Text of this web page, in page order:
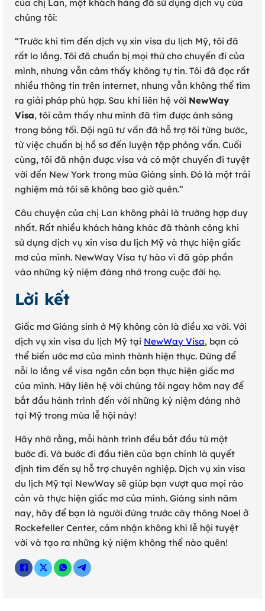
của chị Lan, một khách hàng đã sử dụng dịch vụ của
chúng tôi:
“Trước khi tìm đến dịch vụ xin visa du lịch Mỹ, tôi đã
rất lo lắng. Tôi đã chuẩn bị mọi thứ cho chuyến đi của
mình, nhưng vẫn cảm thấy không tự tin. Tôi đã đọc rất
nhiều thông tin trên internet, nhưng vẫn không thể tìm
ra giải pháp phù hợp. Sau khi liên hệ với NewWay
Visa, tôi cảm thấy như mình đã tìm được ánh sáng
trong bóng tối. Đội ngũ tư vấn đã hỗ trợ tôi từng bước,
từ việc chuẩn bị hồ sơ đến luyện tập phỏng vấn. Cuối
cùng, tôi đã nhận được visa và có một chuyến đi tuyệt
vời đến New York trong mùa Giáng sinh. Đó là một trải
nghiệm mà tôi sẽ không bao giờ quên.”
Câu chuyện của chị Lan không phải là trường hợp duy
nhất. Rất nhiều khách hàng khác đã thành công khi
sử dụng dịch vụ xin visa du lịch Mỹ và thực hiện giấc
mơ của mình. NewWay Visa tự hào vì đã góp phần
vào những kỷ niệm đáng nhớ trong cuộc đời họ.
Lời kết
Giấc mơ Giáng sinh ở Mỹ không còn là điều xa vời. Với
dịch vụ xin visa du lịch Mỹ tại NewWay Visa, bạn có
thể biến ước mơ của mình thành hiện thực. Đừng để
nỗi lo lắng về visa ngăn cản bạn thực hiện giấc mơ
của mình. Hãy liên hệ với chúng tôi ngay hôm nay để
bắt đầu hành trình đến với những kỷ niệm đáng nhớ
tại Mỹ trong mùa lễ hội này!
Hãy nhớ rằng, mỗi hành trình đều bắt đầu từ một
bước đi. Và bước đi đầu tiên của bạn chính là quyết
định tìm đến sự hỗ trợ chuyên nghiệp. Dịch vụ xin visa
du lịch Mỹ tại NewWay sẽ giúp bạn vượt qua mọi rào
cản và thực hiện giấc mơ của mình. Giáng sinh năm
nay, hãy để bạn là người đứng trước cây thông Noel ở
Rockefeller Center, cảm nhận không khí lễ hội tuyệt
vời và tạo ra những kỷ niệm không thể nào quên!